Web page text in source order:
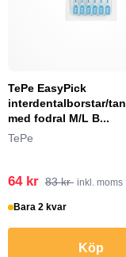
TePe EasyPick
interdentalborstar/
med fodral M/L B...
TePe
64 kr 83 kr inkl. moms
Bara 2 kvar
Köp